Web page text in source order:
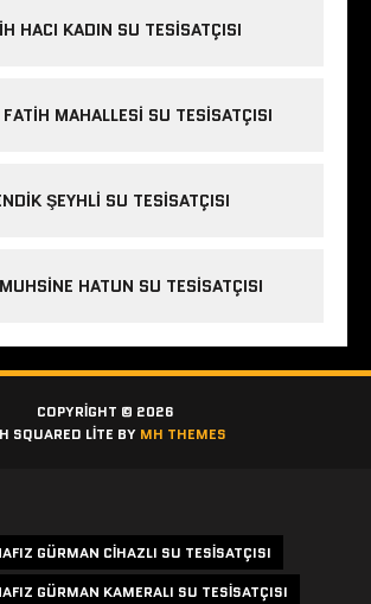
HACI KADIN SU TESISATÇISI
MAHALLESI SU TESISATÇISI
ŞEYHLI SU TESISATÇISI
HATUN SU TESISATÇISI
COPYRIGHT © 2026
SQUARED LITE BY MH THEMES
GÜRMAN CIHAZLI SU TESISATÇISI
GÜRMAN KAMERALI SU TESISATÇISI